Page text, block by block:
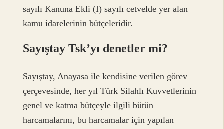
sayılı Kanuna Ekli (I) sayılı cetvelde yer alan
kamu idarelerinin bütçeleridir.
Sayıştay Tsk’yı denetler mi?
Sayıştay, Anayasa ile kendisine verilen görev
çerçevesinde, her yıl Türk Silahlı Kuvvetlerinin
genel ve katma bütçeyle ilgili bütün
harcamalarını, bu harcamalar için yapılan